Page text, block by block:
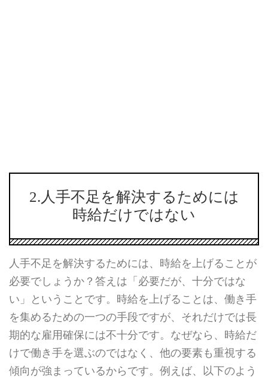
2.人手不足を解決するためには
時給だけではない
人手不足を解決するためには、時給を上げることが
必要でしょうか？答えは「必要だが、十分ではな
い」ということです。時給を上げることは、働き手
を集めるための一つの手段ですが、それだけでは長
期的な雇用確保には不十分です。なぜなら、時給だ
けで働き手を選ぶのではなく、他の要素も重視する
傾向が強まっているからです。例えば、以下のよう